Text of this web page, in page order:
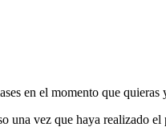
en el momento que
una vez que haya realizado el